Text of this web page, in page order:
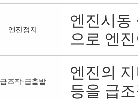
엔진정지
엔진시동
으로 엔
급조작·급출발
엔진의
등을 급